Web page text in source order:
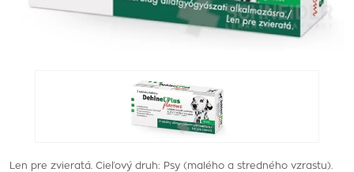
Len pre zvieratá. Cieľový druh: Psy (malého a stredného vzrastu).